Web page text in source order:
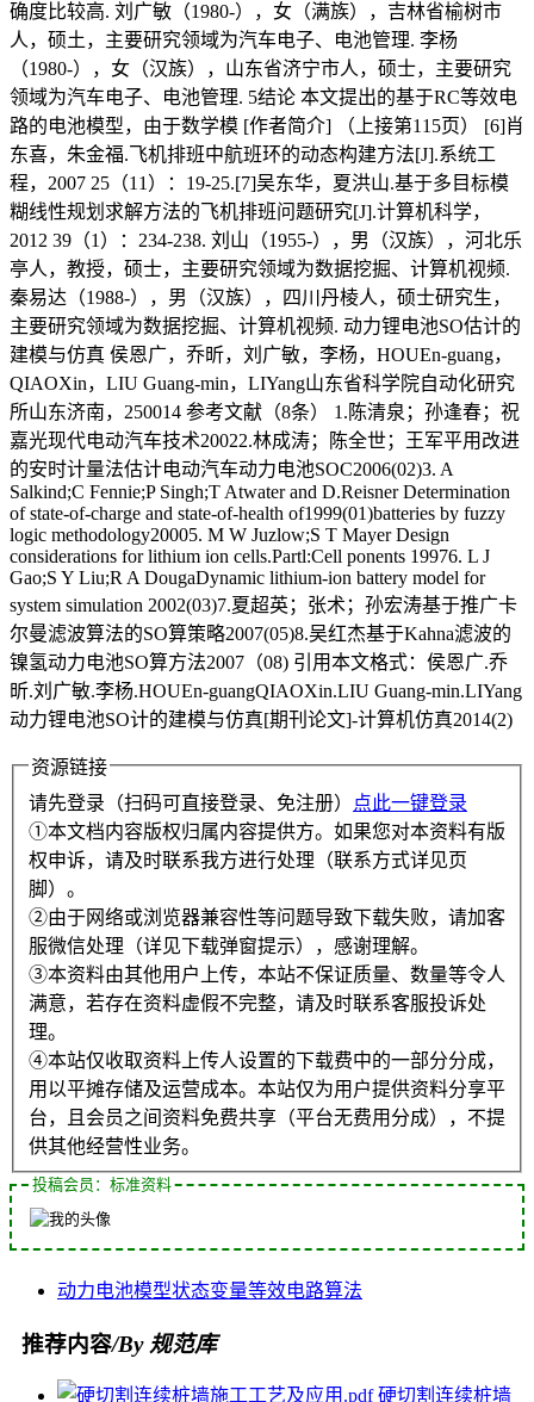
确度比较高. 刘广敏（1980-），女（满族），吉林省榆树市
人，硕土，主要研究领域为汽车电子、电池管理. 李杨
（1980-），女（汉族），山东省济宁市人，硕士，主要研究
领域为汽车电子、电池管理. 5结论 本文提出的基于RC等效电
路的电池模型，由于数学模 [作者简介] （上接第115页） [6]肖
东喜，朱金福.飞机排班中航班环的动态构建方法[J].系统工
程，2007 25（11）：19-25.[7]吴东华，夏洪山.基于多目标模
糊线性规划求解方法的飞机排班问题研究[J].计算机科学，
2012 39（1）：234-238. 刘山（1955-），男（汉族），河北乐
亭人，教授，硕士，主要研究领域为数据挖掘、计算机视频.
秦易达（1988-），男（汉族），四川丹棱人，硕士研究生，
主要研究领域为数据挖掘、计算机视频. 动力锂电池SO估计的
建模与仿真 侯恩广，乔昕，刘广敏，李杨，HOUEn-guang，
QIAOXin，LIU Guang-min，LIYang山东省科学院自动化研究
所山东济南，250014 参考文献（8条） 1.陈清泉；孙逢春；祝
嘉光现代电动汽车技术20022.林成涛；陈全世；王军平用改进
的安时计量法估计电动汽车动力电池SOC2006(02)3. A
Salkind;C Fennie;P Singh;T Atwater and D.Reisner Determination
of state-of-charge and state-of-health of1999(01)batteries by fuzzy
logic methodology20005. M W Juzlow;S T Mayer Design
considerations for lithium ion cells.Partl:Cell ponents 19976. L J
Gao;S Y Liu;R A DougaDynamic lithium-ion battery model for
system simulation 2002(03)7.夏超英；张术；孙宏涛基于推广卡
尔曼滤波算法的SO算策略2007(05)8.吴红杰基于Kahna滤波的
镍氢动力电池SO算方法2007（08) 引用本文格式：侯恩广.乔
昕.刘广敏.李杨.HOUEn-guangQIAOXin.LIU Guang-min.LIYang
动力锂电池SO计的建模与仿真[期刊论文]-计算机仿真2014(2)
资源链接
请先登录（扫码可直接登录、免注册）
点此一键登录
①本文档内容版权归属内容提供方。如果您对本资料有版
权申诉，请及时联系我方进行处理（联系方式详见页
脚）。
②由于网络或浏览器兼容性等问题导致下载失败，请加客
服微信处理（详见下载弹窗提示），感谢理解。
③本资料由其他用户上传，本站不保证质量、数量等令人
满意，若存在资料虚假不完整，请及时联系客服投诉处
理。
④本站仅收取资料上传人设置的下载费中的一部分分成，
用以平摊存储及运营成本。本站仅为用户提供资料分享平
台，且会员之间资料免费共享（平台无费用分成），不提
供其他经营性业务。
投稿会员：标准资料
动力电池模型状态变量等效电路算法
推荐内容/By 规范库
硬切割连续桩墙